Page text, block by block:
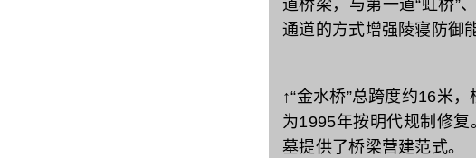
道桥梁，与第一道“虹桥”
通道的方式增强陵寝防御
↑“金水桥”总跨度约16米
为1995年按明代规制修复‌‌
墓提供了桥梁营建范式。